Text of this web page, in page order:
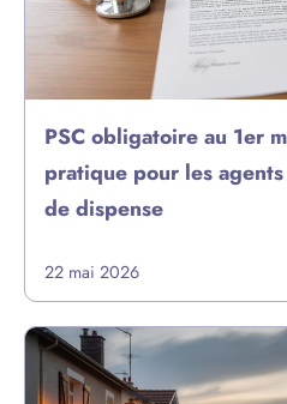
PSC obligatoire au 1er
pratique pour les
de dispense
22 mai 2026